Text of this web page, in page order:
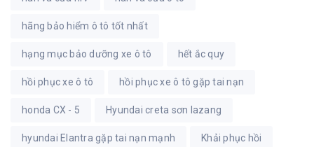
hãng bảo hiểm ô tô tốt nhất
hạng mục bảo dưỡng xe ô tô hết ắc quy
hồi phục xe ô tô hồi phục xe ô tô gặp tai nạn
honda CX - 5 Hyundai creta sơn lazang
hyundai Elantra gặp tai nạn mạnh Khải phục hồi